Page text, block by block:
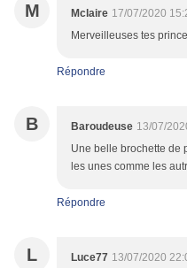
M Mclaire 17/07/2020
Merveilleuses tes
Répondre
B Baroudeuse 13/07/
Une belle brochette de
les unes comme les
Répondre
L Luce77 13/07/2020